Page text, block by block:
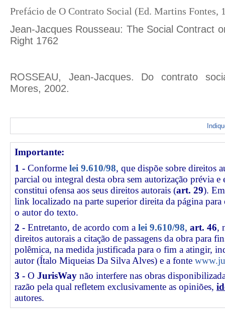
Prefácio de O Contrato Social (Ed. Martins Fontes,
Jean-Jacques Rousseau: The Social Contract
Right 1762
ROSSEAU, Jean-Jacques. Do contrato
Mores, 2002.
Importante:
1 - Conforme lei 9.610/98, que dispõe sobre direitos
parcial ou integral desta obra sem autorização prévia e
constitui ofensa aos seus direitos autorais (art. 29).
link localizado na parte superior direita da página
o autor do texto.
2 - Entretanto, de acordo com a lei 9.610/98, art. 46,
direitos autorais a citação de passagens da obra para
polêmica, na medida justificada para o fim a atingir,
autor (Ítalo Miqueias Da Silva Alves) e a fonte
3 - O JurisWay não interfere nas obras
razão pela qual refletem exclusivamente as opiniões,
autores.